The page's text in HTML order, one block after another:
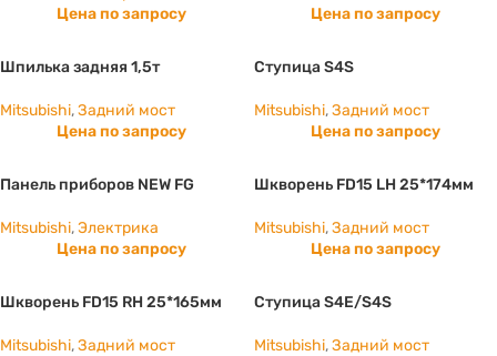
Цена по запросу
Цена по запросу
Шпилька задняя 1,5т
Mitsubishi,Задний мост
Цена по запросу
Ступица S4S
Mitsubishi,Задний мост
Цена по запросу
Панель приборов NEW FG
Mitsubishi,Электрика
Цена по запросу
Шкворень FD15 LH 25*174мм
Mitsubishi,Задний мост
Цена по запросу
Шкворень FD15 RH 25*165мм
Mitsubishi,Задний мост
Ступица S4E/S4S
Mitsubishi,Задний мост